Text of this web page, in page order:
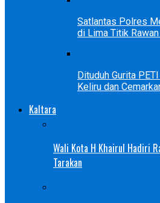
Satlantas Polres
di Lima Titik
Dituduh Gurita
Keliru dan
Kaltara
Wali Kota H Khairul Hadiri
Tarakan